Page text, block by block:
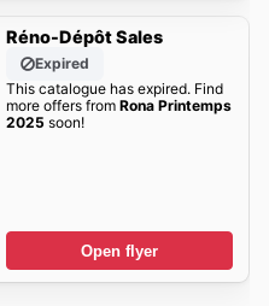
Réno-Dépôt Sales
Expired
This catalogue has expired. Find
more offers from Rona Printemps
2025 soon!
Open flyer